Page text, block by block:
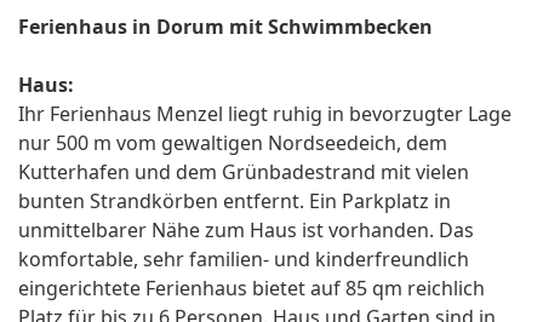
Ferienhaus in Dorum mit Schwimmbecken
Haus:
Ihr Ferienhaus Menzel liegt ruhig in bevorzugter Lage
nur 500 m vom gewaltigen Nordseedeich, dem
Kutterhafen und dem Grünbadestrand mit vielen
bunten Strandkörben entfernt. Ein Parkplatz in
unmittelbarer Nähe zum Haus ist vorhanden. Das
komfortable, sehr familien- und kinderfreundlich
eingerichtete Ferienhaus bietet auf 85 qm reichlich